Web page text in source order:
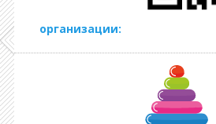
организации: